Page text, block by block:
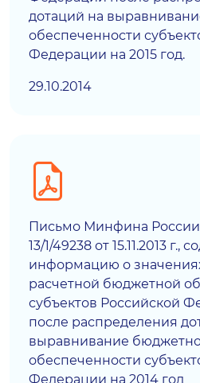
дотаций на
обеспеченности
Федерации на 2015 год.
29.10.2014
Письмо Минфина
13/1/49238 от 15.11.2013 г.,
информацию о
расчетной бюджетной
субъектов Российской
после распределения
выравнивание
обеспеченности
Федерации на 2014 год